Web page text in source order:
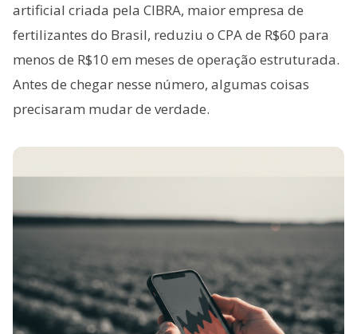
artificial criada pela CIBRA, maior empresa de
fertilizantes do Brasil, reduziu o CPA de R$60 para
menos de R$10 em meses de operação estruturada.
Antes de chegar nesse número, algumas coisas
precisaram mudar de verdade.